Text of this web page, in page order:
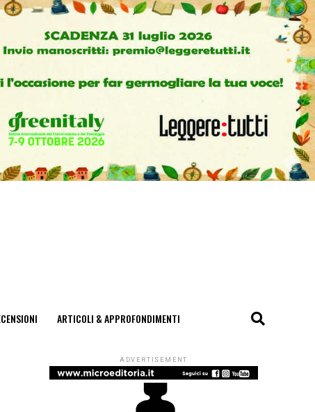
ARTICOLI & APPROFONDIMENTI
ADVERTISEMENT